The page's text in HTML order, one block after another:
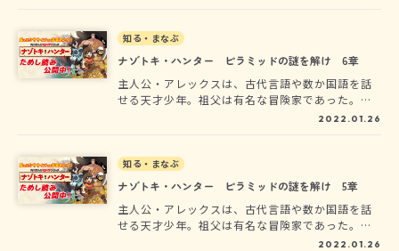
さまざまなナゾトキに正解しなければならない。
宝を守るミイラたちに襲われながら、難関を乗り
越え、スフィンクスによる最後の謎に挑む！
知る・まなぶ
ナゾトキ・ハンター ピラミッドの謎を解け 6章
主人公・アレックスは、古代言語や数か国語を話
せる天才少年。祖父は有名な冒険家であった。古
代文明の遺品をその目で見たくて冒険家になった
さまざまなナゾトキに正解しなければならない。
宝を守るミイラたちに襲われながら、難関を乗り
越え、スフィンクスによる最後の謎に挑む！
2022.01.26
知る・まなぶ
ナゾトキ・ハンター ピラミッドの謎を解け 5章
主人公・アレックスは、古代言語や数か国語を話
せる天才少年。祖父は有名な冒険家であった。古
代文明の遺品をその目で見たくて冒険家になった
2022.01.26